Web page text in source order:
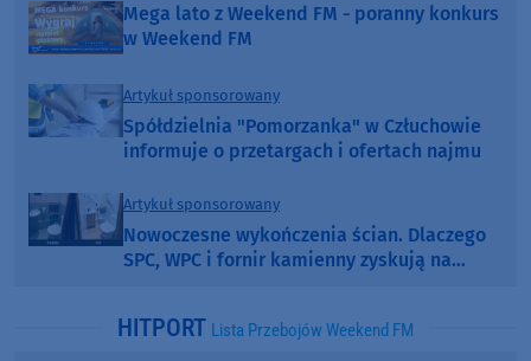
Mega lato z Weekend FM - poranny konkurs
w Weekend FM
Artykuł sponsorowany
Spółdzielnia "Pomorzanka" w Człuchowie
informuje o przetargach i ofertach najmu
Artykuł sponsorowany
Nowoczesne wykończenia ścian. Dlaczego
SPC, WPC i fornir kamienny zyskują na
HITPORT Lista Przebojów Weekend FM